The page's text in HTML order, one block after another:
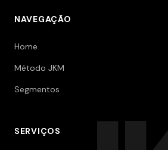
NAVEGAÇÃO
Home
Método JKM
Segmentos
SERVIÇOS